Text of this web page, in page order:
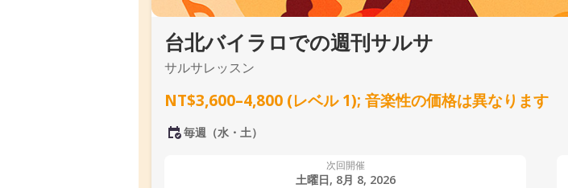
台北バイラロでの週刊サルサ
サルサレッスン
NT$3,600–4,800 (レベル 1); 音楽性の価格は異なります
毎週（水・土）
次回開催
土曜日, 8月 8, 2026